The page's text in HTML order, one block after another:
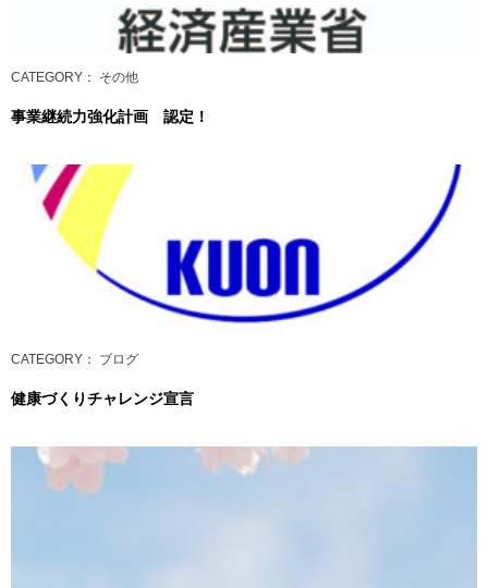
CATEGORY ： その他
事業継続力強化計画 認定！
CATEGORY ： ブログ
健康づくりチャレンジ宣言